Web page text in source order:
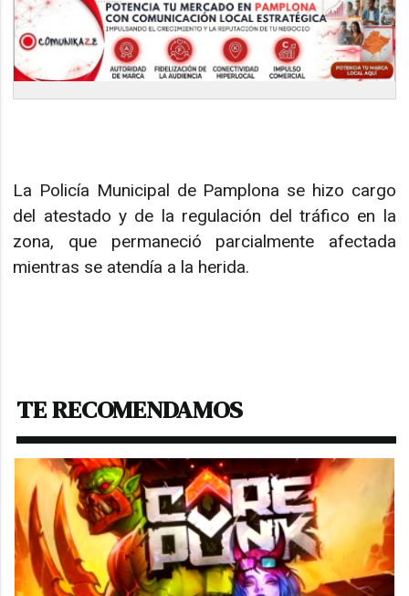
La Policía Municipal de Pamplona se hizo cargo
del atestado y de la regulación del tráfico en la
zona, que permaneció parcialmente afectada
mientras se atendía a la herida.
TE RECOMENDAMOS